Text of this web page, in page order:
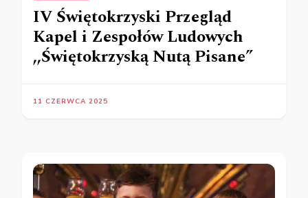
IV Świętokrzyski Przegląd
Kapel i Zespołów Ludowych
,,Świętokrzyską Nutą Pisane”
11 CZERWCA 2025